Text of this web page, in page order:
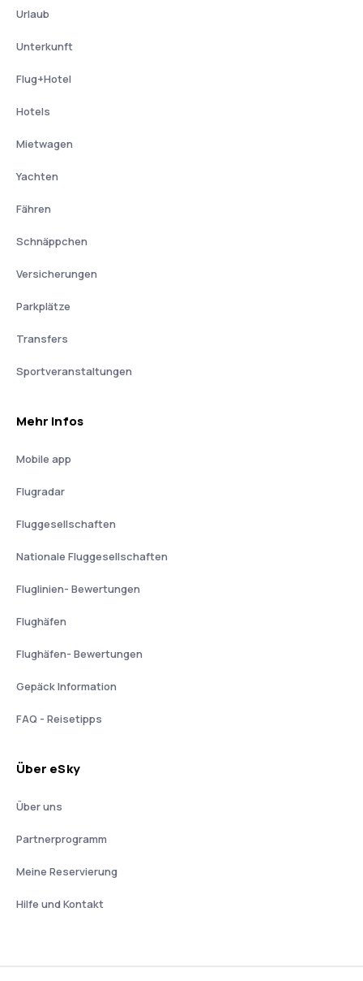
Urlaub
Unterkunft
Flug+Hotel
Hotels
Mietwagen
Yachten
Fähren
Schnäppchen
Versicherungen
Parkplätze
Transfers
Sportveranstaltungen
Mehr Infos
Mobile app
Flugradar
Fluggesellschaften
Nationale Fluggesellschaften
Fluglinien- Bewertungen
Flughäfen
Flughäfen- Bewertungen
Gepäck Information
FAQ - Reisetipps
Über eSky
Über uns
Partnerprogramm
Meine Reservierung
Hilfe und Kontakt